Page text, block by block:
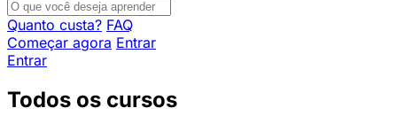
Quanto custa? FAQ
Começar agora Entrar
Entrar
Todos os cursos